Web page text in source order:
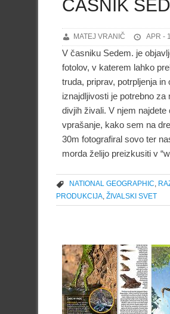
ČASNIK
MATEJ VRANIČ APR -
V časniku Sedem. je
fotolov, v katerem lahko
truda, priprav, potrpljenja in
iznajdljivosti je potrebno za
divjih živali. V njem najdete
vprašanje, kako sem na
30m fotografiral sovo ter
morda želijo preizkusiti v
NATIONAL GEOGRAPHIC,
PRODUKCIJA, ŽIVALSKI SVET